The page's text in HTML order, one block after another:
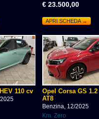
€ 23.500,00
APRI SCHEDA →
110 cv
Opel Corsa GS 1.2
AT8
Benzina, 12/2025
Km. Zero